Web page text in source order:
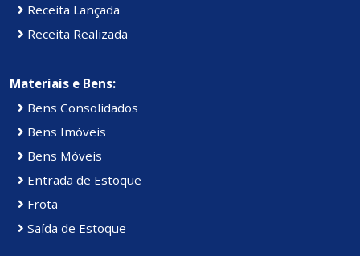
Receita Lançada
Receita Realizada
Materiais e Bens:
Bens Consolidados
Bens Imóveis
Bens Móveis
Entrada de Estoque
Frota
Saída de Estoque